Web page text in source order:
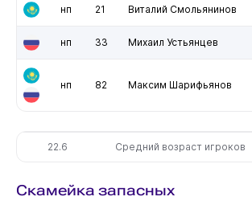
нп 21 Виталий Смольянинов
нп 33 Михаил Устьянцев
нп 82 Максим Шарифьянов
22.6 Средний возраст игроков
Скамейка запасных